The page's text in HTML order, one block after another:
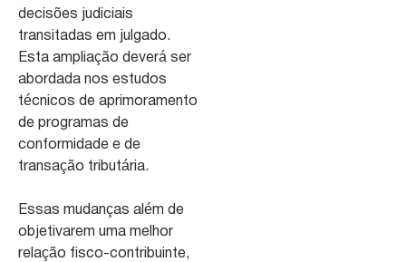
decisões judiciais
transitadas em julgado.
Esta ampliação deverá ser
abordada nos estudos
técnicos de aprimoramento
de programas de
conformidade e de
transação tributária.
Essas mudanças além de
objetivarem uma melhor
relação fisco-contribuinte,